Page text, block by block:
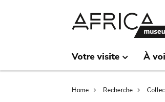
Votre visite À
Home Recherche